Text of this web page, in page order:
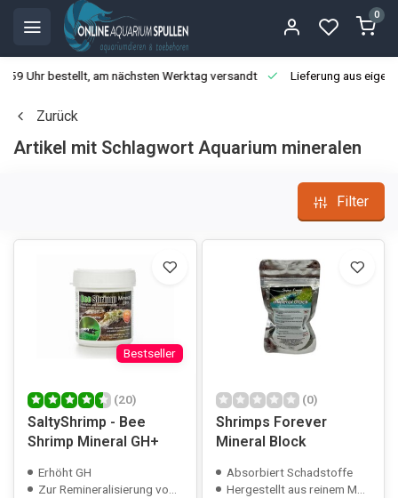
0
Uhr bestellt, am nächsten Werktag versandt Lieferung aus
Zurück
Artikel mit Schlagwort Aquarium mineralen
Filter
Bestseller
(20)
SaltyShrimp - Bee
Shrimp Mineral GH+
Erhöht GH
Zur Remineralisierung von Osmose-/Regenwasser
(0)
Shrimps Forever
Mineral Block
Absorbiert Schadstoffe
Hergestellt aus reinem Montmorillonit